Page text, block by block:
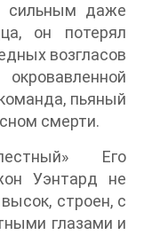
сильным даже
он потерял
возгласов
пьяный
смерти.
Его
Уэнтард не
строен, с
глазами и